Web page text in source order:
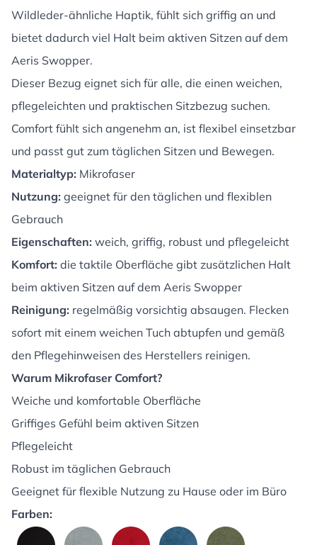
Wildleder-ähnliche Haptik, fühlt sich griffig an und
bietet dadurch viel Halt beim aktiven Sitzen auf dem
Aeris Swopper.
Dieser Bezug eignet sich für alle, die einen weichen,
pflegeleichten und praktischen Sitzbezug suchen.
Comfort fühlt sich angenehm an, ist flexibel einsetzbar
und passt gut zum täglichen Sitzen und Bewegen.
Materialtyp: Mikrofaser
Nutzung: geeignet für den täglichen und flexiblen
Gebrauch
Eigenschaften: weich, griffig, robust und pflegeleicht
Komfort: die taktile Oberfläche gibt zusätzlichen Halt
beim aktiven Sitzen auf dem Aeris Swopper
Reinigung: regelmäßig vorsichtig absaugen. Flecken
sofort mit einem weichen Tuch abtupfen und gemäß
den Pflegehinweisen des Herstellers reinigen.
Warum Mikrofaser Comfort?
Weiche und komfortable Oberfläche
Griffiges Gefühl beim aktiven Sitzen
Pflegeleicht
Robust im täglichen Gebrauch
Geeignet für flexible Nutzung zu Hause oder im Büro
Farben: